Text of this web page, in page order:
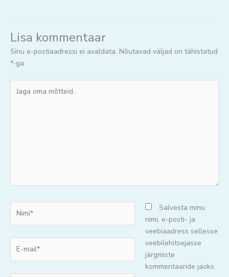
Lisa kommentaar
Sinu e-postiaadressi ei avaldata. Nõutavad väljad on tähistatud
*-ga
oma
mail*
Salvesta minu
nimi, e-posti- ja
veebiaadress sellesse
veebilehitsejasse
järgmiste
kommentaaride jaoks.